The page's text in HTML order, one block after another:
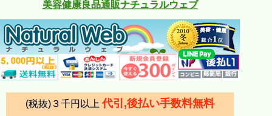
美容健康良品通販ナチュラルウェブ
(税抜)３千円以上 代引,後払い手数料無料